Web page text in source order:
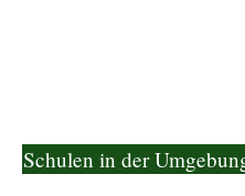
Schulen in der